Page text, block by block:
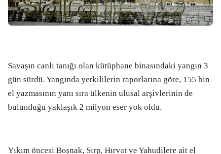
Savaşın canlı tanığı olan kütüphane binasındaki yangın 3
gün sürdü. Yangında yetkililerin raporlarına göre, 155 bin
el yazmasının yanı sıra ülkenin ulusal arşivlerinin de
bulunduğu yaklaşık 2 milyon eser yok oldu.
Yıkım öncesi Boşnak, Sırp, Hırvat ve Yahudilere ait el